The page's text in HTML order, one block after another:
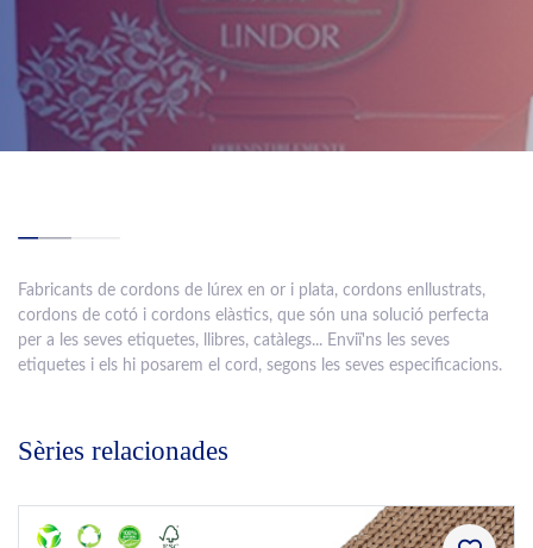
Fabricants de cordons de lúrex en or i plata, cordons enllustrats,
cordons de cotó i cordons elàstics, que són una solució perfecta
per a les seves etiquetes, llibres, catàlegs... Enviï'ns les seves
etiquetes i els hi posarem el cord, segons les seves especificacions.
Sèries relacionades